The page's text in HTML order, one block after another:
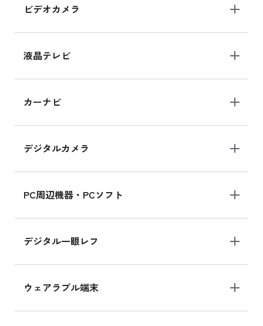
ビデオカメラ
液晶テレビ
カーナビ
デジタルカメラ
PC周辺機器・PCソフト
デジタル一眼レフ
ウェアラブル端末
iPhone 15 128GB シリーズ
iPhone 15 128GB の新品買取価格
MK2K3J/Aの新品買取価格はこちら